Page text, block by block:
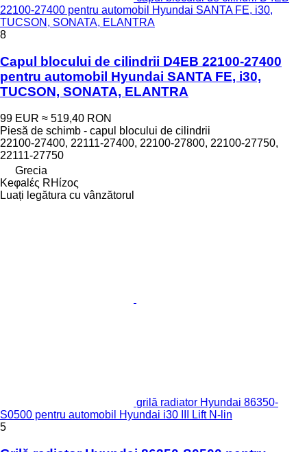
22100-27400 pentru automobil Hyundai SANTA FE, i30,
TUCSON, SONATA, ELANTRA
8
Capul blocului de cilindrii D4EB 22100-27400
pentru automobil Hyundai SANTA FE, i30,
TUCSON, SONATA, ELANTRA
99 EUR ≈ 519,40 RON
Piesă de schimb - capul blocului de cilindrii
22100-27400, 22111-27400, 22100-27800, 22100-27750,
22111-27750
Grecia
Keφalές RHίzoς
Luați legătura cu vânzătorul
grilă radiator Hyundai 86350-
S0500 pentru automobil Hyundai i30 III Lift N-lin
5